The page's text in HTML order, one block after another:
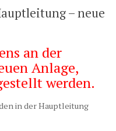
– neue
an der
Anlage,
werden.
in der Hauptleitung